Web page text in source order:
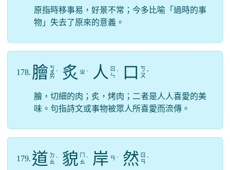
原指時移事易，好景不常；今多比喻「過時的事
物」失去了原來的意義。
178. 膾 ㄎ
ㄨ
ㄞ
ˋ 炙 ㄓ ˋ 人 ㄖ
ㄣ ˊ 口
ㄎ
ㄡ ˇ
膾，切細的肉；炙，烤肉；二者是人人喜愛的美
味。句指詩文或事物被眾人所喜愛而流傳。
179. 道 ㄉ
ㄠ ˋ 貌 ㄠ ˋ 岸 ㄢ ˋ 然 ㄖ
ㄢ ˊ